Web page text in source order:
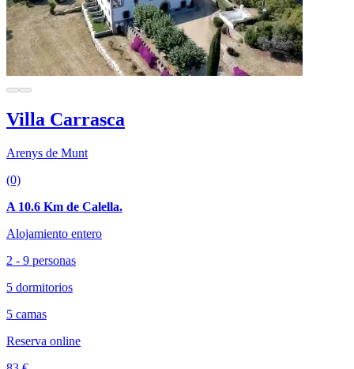
Villa Carrasca
Arenys de Munt
(0)
A 10.6 Km de Calella.
Alojamiento entero
2 - 9 personas
5 dormitorios
5 camas
Reserva online